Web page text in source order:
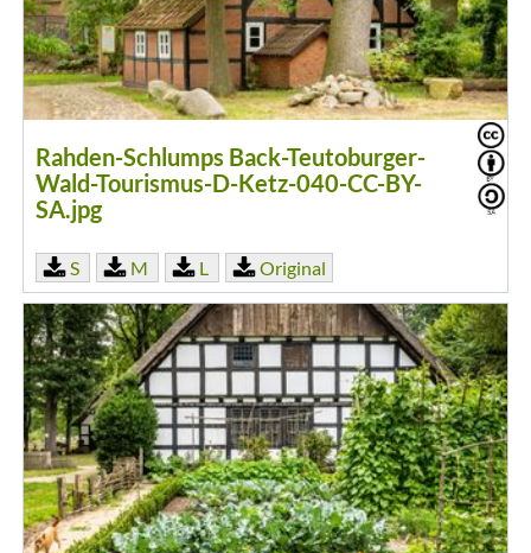
Rahden-Schlumps Back-Teutoburger-
Wald-Tourismus-D-Ketz-040-CC-BY-
SA.jpg
S M L Original